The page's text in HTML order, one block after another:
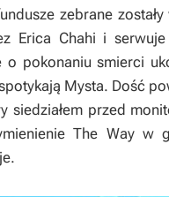
zebrane
Erica Chahi i
pokonaniu smierci
Mysta. Dość
siedziałem przed
The Wayw